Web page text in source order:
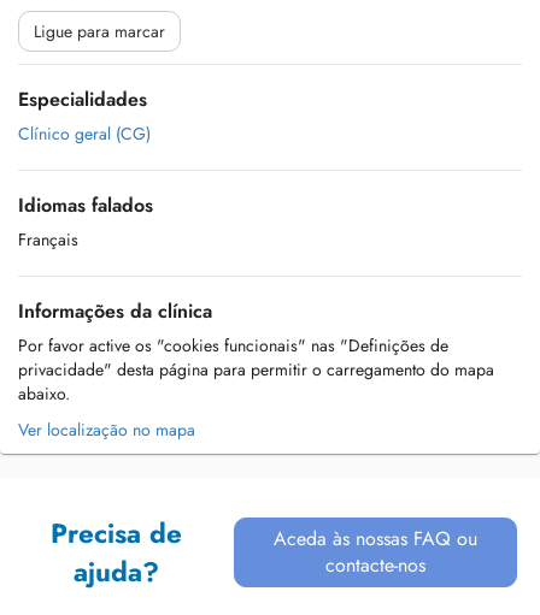
Ligue para marcar
Especialidades
Clínico geral (CG)
Idiomas falados
Français
Informações da clínica
Por favor active os "cookies funcionais" nas "Definições de
privacidade" desta página para permitir o carregamento do mapa
abaixo.
Ver localização no mapa
Precisa de
ajuda?
Aceda às nossas FAQ ou
contacte-nos